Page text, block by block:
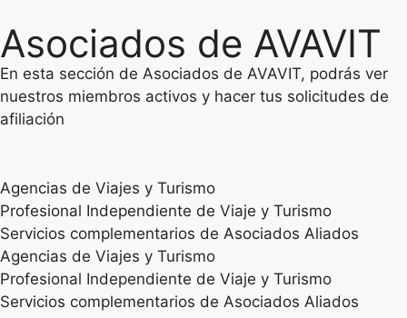
Asociados de AVAVIT
En esta sección de Asociados de AVAVIT, podrás ver
nuestros miembros activos y hacer tus solicitudes de
afiliación
Agencias de Viajes y Turismo
Profesional Independiente de Viaje y Turismo
Servicios complementarios de Asociados Aliados
Agencias de Viajes y Turismo
Profesional Independiente de Viaje y Turismo
Servicios complementarios de Asociados Aliados